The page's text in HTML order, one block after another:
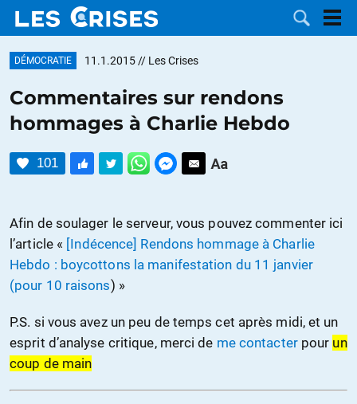
DOSSIERS
CATÉGORIES
MOTS CLÉS
NOUS
CONTACTER
FAIRE UN
DÉMOCRATIE 11.1.2015 // Les Crises
Commentaires sur rendons
hommages à Charlie Hebdo
101
Afin de soulager le serveur, vous pouvez commenter ici
l’article « [Indécence] Rendons hommage à Charlie
Hebdo : boycottons la manifestation du 11 janvier
(pour 10 raisons) »
P.S. si vous avez un peu de temps cet après midi, et un
esprit d’analyse critique, merci de me contacterpour un
coup de main